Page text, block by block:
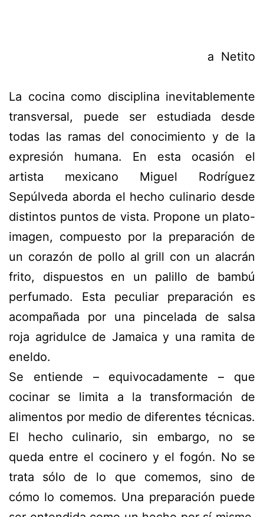
a Netito
La cocina como disciplina inevitablemente
transversal, puede ser estudiada desde
todas las ramas del conocimiento y de la
expresión humana. En esta ocasión el
artista mexicano Miguel Rodríguez
Sepúlveda aborda el hecho culinario desde
distintos puntos de vista. Propone un plato-
imagen, compuesto por la preparación de
un corazón de pollo al grill con un alacrán
frito, dispuestos en un palillo de bambú
perfumado. Esta peculiar preparación es
acompañada por una pincelada de salsa
roja agridulce de Jamaica y una ramita de
eneldo.
Se entiende – equivocadamente – que
cocinar se limita a la transformación de
alimentos por medio de diferentes técnicas.
El hecho culinario, sin embargo, no se
queda entre el cocinero y el fogón. No se
trata sólo de lo que comemos, sino de
cómo lo comemos. Una preparación puede